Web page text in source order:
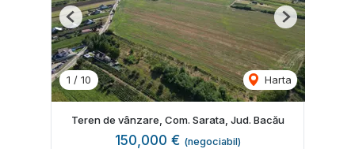
1 / 10 Harta
Previous Next
Teren de vânzare, Com. Sarata, Jud. Bacău
150,000 € (negociabil)